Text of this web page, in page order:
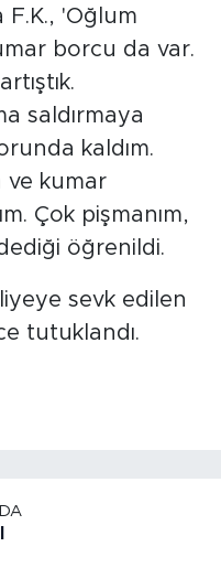
'Oğlum
borcu da var.
saldırmaya
kaldım.
kumar
Çok pişmanım,
öğrenildi.
sevk edilen
tutuklandı.